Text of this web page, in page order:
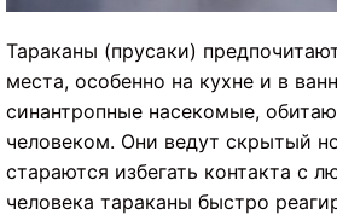
Тараканы (прусаки)
места, особенно на кухне и в
синантропные насекомые,
человеком. Они ведут скрытый
стараются избегать контакта с
человека тараканы быстро